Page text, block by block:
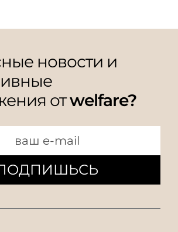
новости и
отwelfare?